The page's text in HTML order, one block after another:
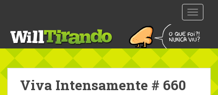
t
m
Viva Intensamente # 660